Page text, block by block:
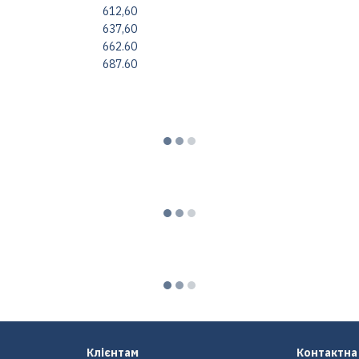
612,60
637,60
662.60
687.60
Клієнтам